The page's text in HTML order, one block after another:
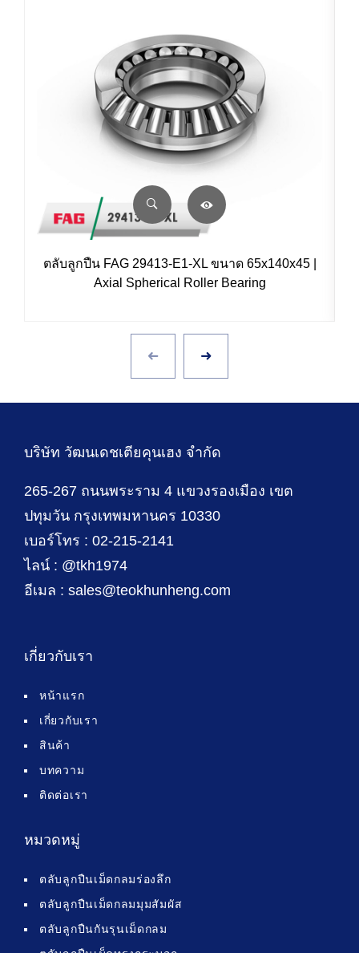
ตลับลูกปืน FAG 29413-E1-XL ขนาด 65x140x45 |
Axial Spherical Roller Bearing
บริษัท วัฒนเดชเตียคุนเฮง จำกัด
265-267 ถนนพระราม 4 แขวงรองเมือง เขต
ปทุมวัน กรุงเทพมหานคร 10330
เบอร์โทร : 02-215-2141
ไลน์ : @tkh1974
อีเมล : sales@teokhunheng.com
เกี่ยวกับเรา
หน้าแรก
เกี่ยวกับเรา
สินค้า
บทความ
ติดต่อเรา
หมวดหมู่
ตลับลูกปืนเม็ดกลมร่องลึก
ตลับลูกปืนเม็ดกลมมุมสัมผัส
ตลับลูกปืนกันรุนเม็ดกลม